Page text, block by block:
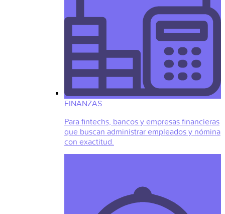
FINANZAS
Para fintechs, bancos y empresas financieras
que buscan administrar empleados y nómina
con exactitud.